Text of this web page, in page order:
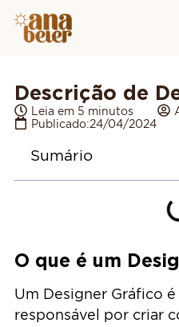
Descrição de
Leia em 5 minutos
Publicado:24/04/2024
Sumário
O que é um
Um Designer Gráfico
responsável por criar